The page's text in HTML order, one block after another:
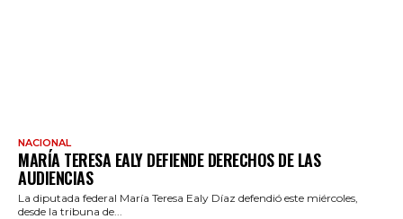
NACIONAL
MARÍA TERESA EALY DEFIENDE DERECHOS DE LAS
AUDIENCIAS
La diputada federal María Teresa Ealy Díaz defendió este miércoles,
desde la tribuna de...